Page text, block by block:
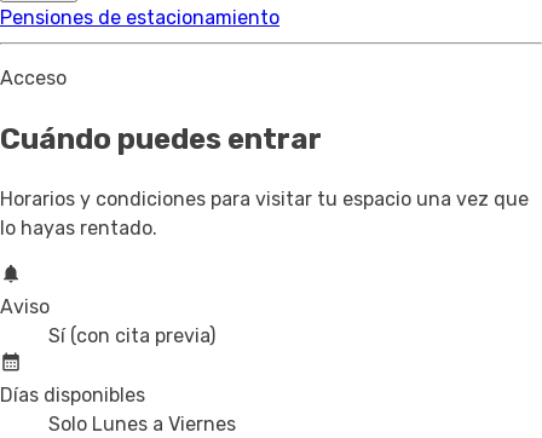
Pensiones de estacionamiento
Acceso
Cuándo puedes entrar
Horarios y condiciones para visitar tu espacio una vez que
lo hayas rentado.
Aviso
Sí (con cita previa)
Días disponibles
Solo Lunes a Viernes